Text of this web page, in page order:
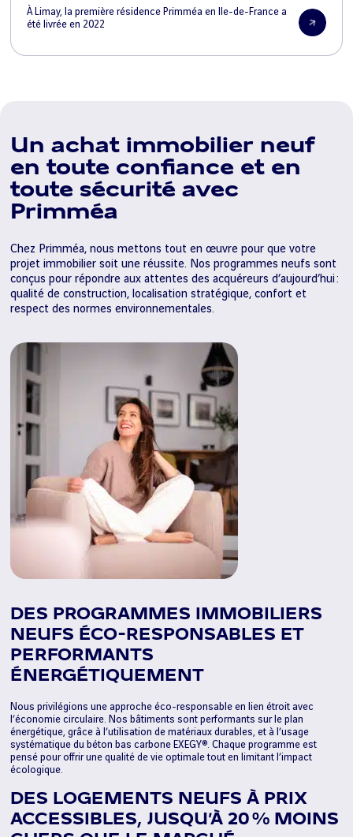
À Limay, la première résidence Primméa en Ile-de-France a
été livrée en 2022
Un achat immobilier neuf
en toute confiance et en
toute sécurité avec
Primméa
Chez Primméa, nous mettons tout en œuvre pour que votre
projet immobilier soit une réussite. Nos programmes neufs sont
conçus pour répondre aux attentes des acquéreurs d’aujourd’hui :
qualité de construction, localisation stratégique, confort et
respect des normes environnementales.
DES PROGRAMMES IMMOBILIERS
NEUFS ÉCO-RESPONSABLES ET
PERFORMANTS
ÉNERGÉTIQUEMENT
Nous privilégions une approche éco-responsable en lien étroit avec
l’économie circulaire. Nos bâtiments sont performants sur le plan
énergétique, grâce à l’utilisation de matériaux durables, et à l’usage
systématique du béton bas carbone EXEGY®. Chaque programme est
pensé pour offrir une qualité de vie optimale tout en limitant l’impact
écologique.
DES LOGEMENTS NEUFS À PRIX
ACCESSIBLES, JUSQU’À 20 % MOINS